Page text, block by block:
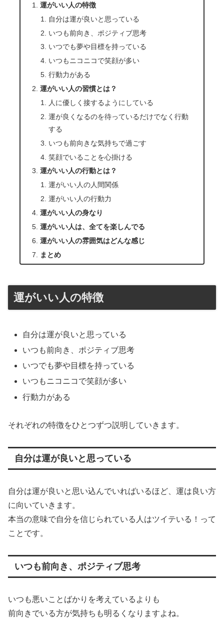
運がいい人の特徴
自分は運が良いと思っている
いつも前向き、ポジティブ思考
いつでも夢や目標を持っている
いつもニコニコで笑顔が多い
行動力がある
運がいい人の習慣とは？
人に優しく接するようにしている
運が良くなるのを待っているだけでなく行動
する
いつも前向きな気持ちで過ごす
笑顔でいることを心掛ける
運がいい人の行動とは？
運がいい人の人間関係
運がいい人の行動力
運がいい人の身なり
運がいい人は、全てを楽しんでる
運がいい人の雰囲気はどんな感じ
まとめ
運がいい人の特徴
自分は運が良いと思っている
いつも前向き、ポジティブ思考
いつでも夢や目標を持っている
いつもニコニコで笑顔が多い
行動力がある
それぞれの特徴をひとつずつ説明していきます。
自分は運が良いと思っている
自分は運が良いと思い込んでいればいるほど、運は良い方
に向いていきます。
本当の意味で自分を信じられている人はツイテいる！って
ことです。
いつも前向き、ポジティブ思考
いつも悪いことばかりを考えているよりも
前向きでいる方が気持ちも明るくなりますよね。